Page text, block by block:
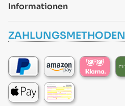
Informationen
ZAHLUNGSMETHODEN